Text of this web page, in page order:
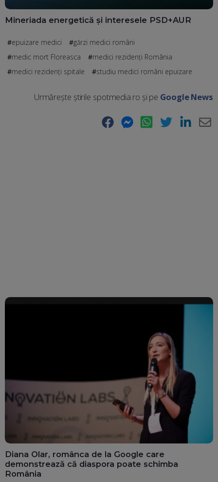
Mineriada energetică și interesele PSD+AUR
epuizare medici
gărzi medici români
medic mort Floreasca
medici rezidenți România
medici rezidenți spitale
studiu medici români epuizare
Urmărește știrile spotmedia.ro și pe Google News
Facebook Messenger WhatsApp Twitter LinkedIn
Diana Olar, românca de la Google care
demonstrează că diaspora poate schimba
România